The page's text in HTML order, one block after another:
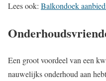
Lees ook: Balkondoek
Een groot voordeel van een
nauwelijks onderhoud aan